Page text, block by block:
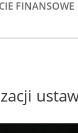
FINANSOWE